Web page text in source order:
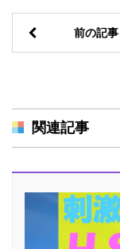
前の記事
関連記事